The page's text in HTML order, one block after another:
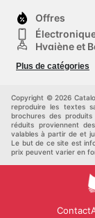
Offres
Hygiène et
Mode
Bricolage,
Plus de catégories
Copyright © 2026
reproduire les textes
brochures des
réduits proviennent
valables à partir de et
Le but de ce site est
prix peuvent varier en
Contact